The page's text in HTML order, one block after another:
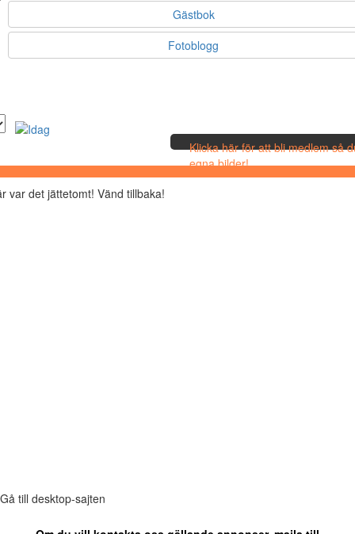
Gästbok
Fotoblogg
Klicka här för att bli medlem så
egna bilder!
var det jättetomt! Vänd tillbaka!
Gå till desktop-sajten